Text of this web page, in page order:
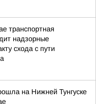
транспортная
надзорные
схода с пути
на Нижней Тунгуске